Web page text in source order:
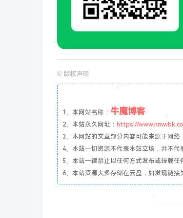
© 版权声明
1、本网站名称： 牛魔博客
2、本站永久网址： https://
3、本网站的文章部分内容可能来源于网
4、本站一切资源不代表本站立场，并不代
5、本站一律禁止以任何方式发布或转载
6、本站资源大多存储在云盘，如发现链接